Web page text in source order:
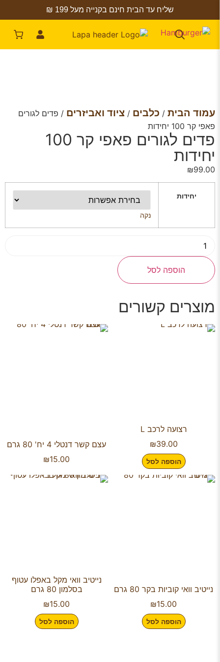
שליח עד הבית חינם בקנייה מעל 199 ₪
עמוד הבית / כלבים / ציוד ואביזרים / פדים לגורים
פאפי קר 100 יחידות
פדים לגורים פאפי קר 100
יחידות
₪99.00
יחידות
נקה
הוספה לסל
מוצרים קשורים
רצועה לרכב L
₪39.00
הוספה לסל
עצם קשר דנטלי 4 יח' 80 גרם
₪15.00
נייטיב וואי קוביות בקר 80 גרם
₪15.00
הוספה לסל
נייטיב וואי מקל באפלו עטוף
בסלמון 80 גרם
₪15.00
הוספה לסל